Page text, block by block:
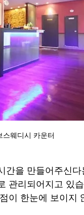
스웨디시 카운터
을 만들어주신
관리되어지고 있
이 한눈에 보이지